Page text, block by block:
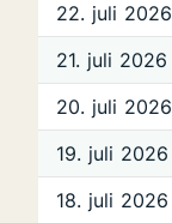
22. juli 2026
21. juli 2026
20. juli 2026
19. juli 2026
18. juli 2026